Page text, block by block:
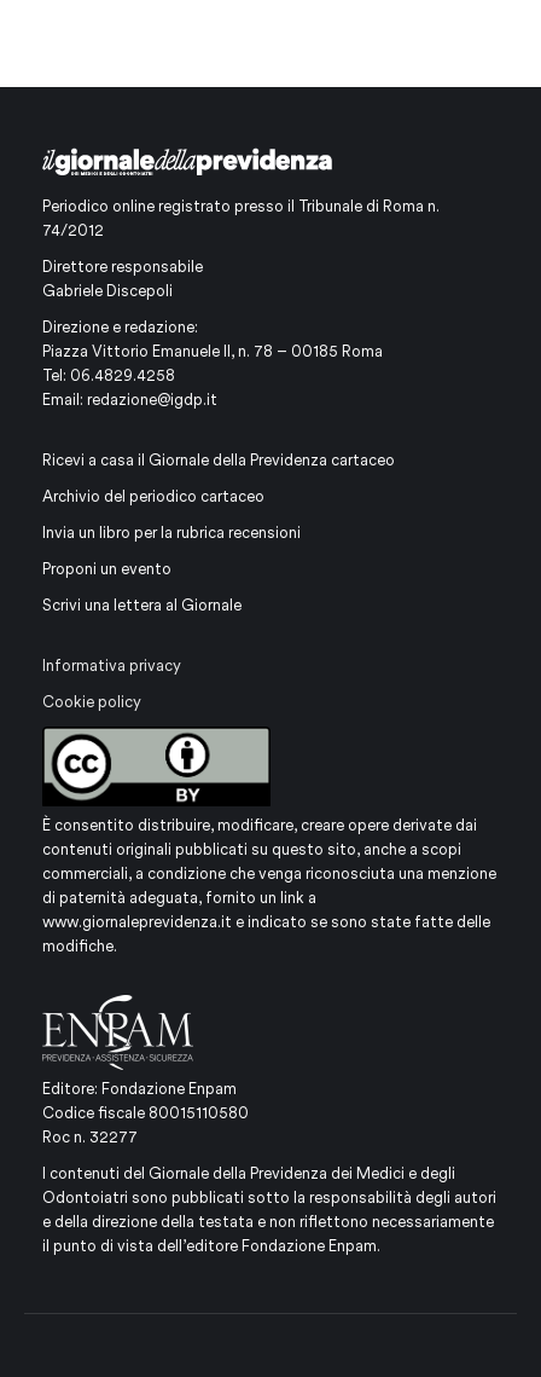
Periodico online registrato presso il Tribunale di Roma n.
74/2012
Direttore responsabile
Gabriele Discepoli
Direzione e redazione:
Piazza Vittorio Emanuele II, n. 78 – 00185 Roma
Tel: 06.4829.4258
Email: redazione@igdp.it
Ricevi a casa il Giornale della Previdenza cartaceo
Archivio del periodico cartaceo
Invia un libro per la rubrica recensioni
Proponi un evento
Scrivi una lettera al Giornale
Informativa privacy
Cookie policy
È consentito distribuire, modificare, creare opere derivate dai
contenuti originali pubblicati su questo sito, anche a scopi
commerciali, a condizione che venga riconosciuta una menzione
di paternità adeguata, fornito un link a
www.giornaleprevidenza.it e indicato se sono state fatte delle
modifiche.
Editore: Fondazione Enpam
Codice fiscale 80015110580
Roc n. 32277
I contenuti del Giornale della Previdenza dei Medici e degli
Odontoiatri sono pubblicati sotto la responsabilità degli autori
e della direzione della testata e non riflettono necessariamente
il punto di vista dell’editore Fondazione Enpam.